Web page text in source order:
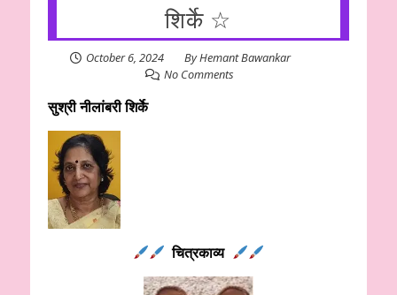
शिर्के ☆
October 6, 2024 ByHemant Bawankar
No Comments
सुश्री नीलांबरी शिर्के
चित्रकाव्य